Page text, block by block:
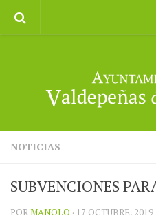
II CXM ROMPEALBARCAS
NOTICIAS
SUBVENCIONES
PORMANOLO · 17 OCTUBRE, 2019